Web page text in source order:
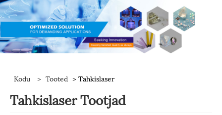
Kodu > Tooted > Tahkislaser
Tahkislaser Tootjad